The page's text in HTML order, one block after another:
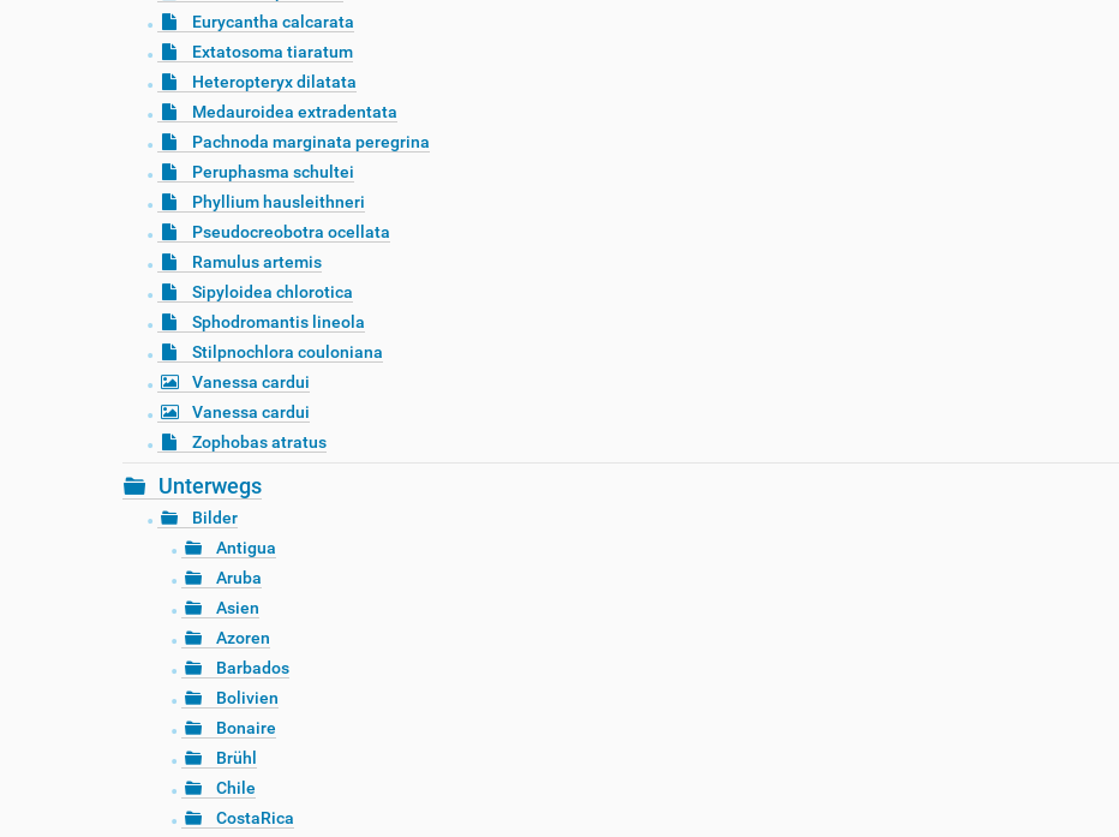
Eurycantha calcarata
Extatosoma tiaratum
Heteropteryx dilatata
Medauroidea extradentata
Pachnoda marginata peregrina
Peruphasma schultei
Phyllium hausleithneri
Pseudocreobotra ocellata
Ramulus artemis
Sipyloidea chlorotica
Sphodromantis lineola
Stilpnochlora couloniana
Vanessa cardui
Vanessa cardui
Zophobas atratus
Unterwegs
Bilder
Antigua
Aruba
Asien
Azoren
Barbados
Bolivien
Bonaire
Brühl
Chile
CostaRica